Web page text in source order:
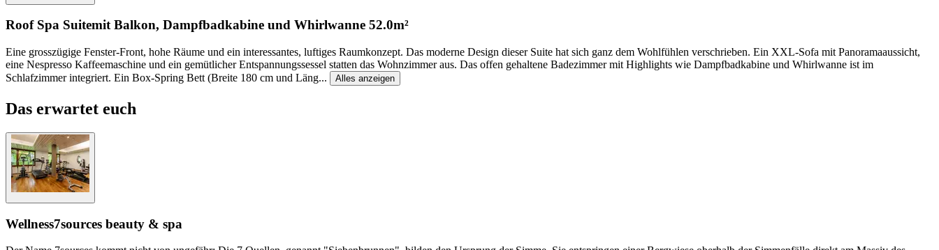
Roof Spa Suitemit Balkon, Dampfbadkabine und Whirlwanne 52.0m²
Eine grosszügige Fenster-Front, hohe Räume und ein interessantes, luftiges Raumkonzept. Das moderne Design dieser Suite hat sich ganz dem Wohlfühlen verschrieben. Ein XXL-Sofa mit Panoramaaussicht,
eine Nespresso Kaffeemaschine und ein gemütlicher Entspannungssessel statten das Wohnzimmer aus. Das offen gehaltene Badezimmer mit Highlights wie Dampfbadkabine und Whirlwanne ist im
Schlafzimmer integriert. Ein Box-Spring Bett (Breite 180 cm und Läng... Alles anzeigen
Das erwartet euch
Wellness7sources beauty & spa